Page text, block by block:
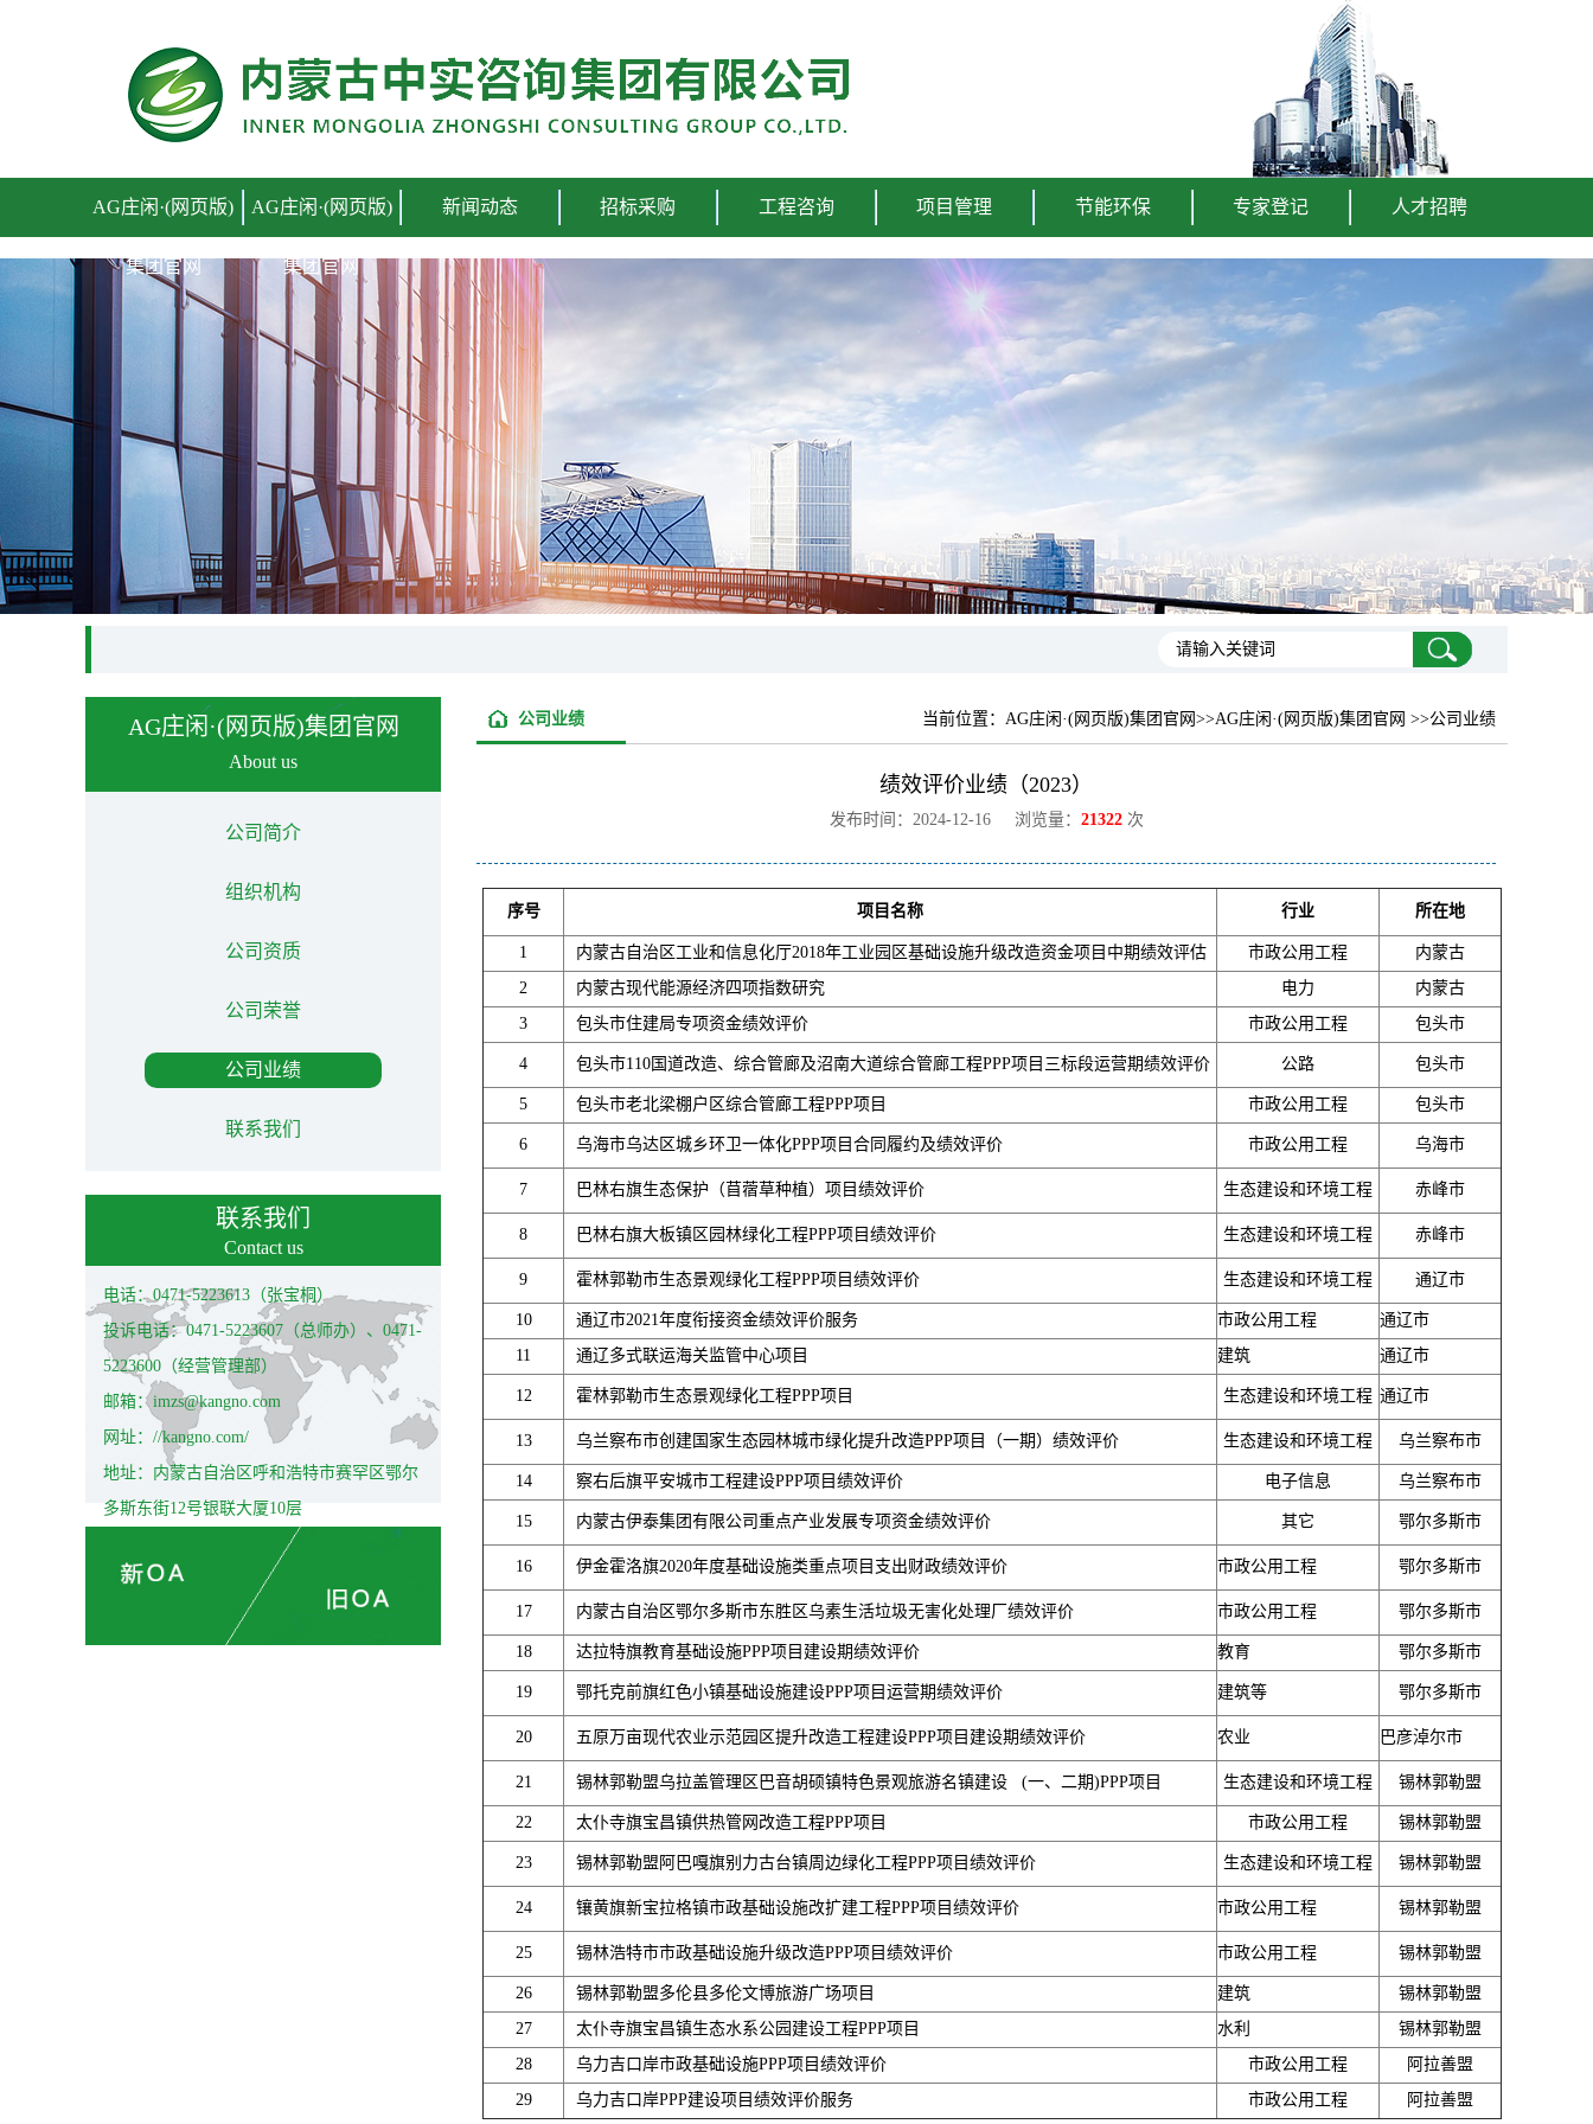
AG庄闲·(网页版)
集团官网
AG庄闲·(网页版)
集团官网
新闻动态 招标采购 工程咨询 项目管理 节能环保 专家登记 人才招聘
AG庄闲·(网页版)集团官网
About us
公司简介
组织机构
公司资质
公司荣誉
公司业绩
联系我们
联系我们
Contact us
电话：0471-5223613（张宝桐）
投诉电话：0471-5223607（总师办）、0471-
5223600（经营管理部）
邮箱：imzs@kangno.com
网址：//kangno.com/
地址：内蒙古自治区呼和浩特市赛罕区鄂尔
多斯东街12号银联大厦10层
当前位置： AG庄闲·(网页版)集团官网 >>AG庄闲·(网页版)集团官网 >>公司业绩
公司业绩
绩效评价业绩（2023）
发布时间：2024-12-16 浏览量： 21322次
序号 项目名称 行业 所在地
1 内蒙古自治区工业和信息化厅2018年工业园区基础设施升级改造资金项目中期绩效评估 市政公用工程
内蒙古
2
内蒙古现代能源经济四项指数研究 电力
内蒙古
3
包头市住建局专项资金绩效评价 市政公用工程 包头市
4 包头市110国道改造、综合管廊及沼南大道综合管廊工程PPP项目三标段运营期绩效评价 公路 包头市
5 包头市老北梁棚户区综合管廊工程PPP项目 市政公用工程 包头市
6 乌海市乌达区城乡环卫一体化PPP项目合同履约及绩效评价 市政公用工程 乌海市
7 巴林右旗生态保护（苜蓿草种植）项目绩效评价 生态建设和环境工程 赤峰市
8 巴林右旗大板镇区园林绿化工程PPP项目绩效评价 生态建设和环境工程 赤峰市
9 霍林郭勒市生态景观绿化工程PPP项目绩效评价 生态建设和环境工程 通辽市
10 通辽市2021年度衔接资金绩效评价服务 市政公用工程
通辽市
11
通辽多式联运海关监管中心项目 建筑 通辽市
12 霍林郭勒市生态景观绿化工程PPP项目 生态建设和环境工程 通辽市
13 乌兰察布市创建国家生态园林城市绿化提升改造PPP项目（一期）绩效评价 生态建设和环境工程 乌兰察布市
14 察右后旗平安城市工程建设PPP项目绩效评价 电子信息 乌兰察布市
15 内蒙古伊泰集团有限公司重点产业发展专项资金绩效评价 其它 鄂尔多斯市
16 伊金霍洛旗2020年度基础设施类重点项目支出财政绩效评价 市政公用工程 鄂尔多斯市
17 内蒙古自治区鄂尔多斯市东胜区乌素生活垃圾无害化处理厂绩效评价 市政公用工程 鄂尔多斯市
18 达拉特旗教育基础设施PPP项目建设期绩效评价 教育 鄂尔多斯市
19 鄂托克前旗红色小镇基础设施建设PPP项目运营期绩效评价 建筑等 鄂尔多斯市
20 五原万亩现代农业示范园区提升改造工程建设PPP项目建设期绩效评价 农业 巴彦淖尔市
21 锡林郭勒盟乌拉盖管理区巴音胡硕镇特色景观旅游名镇建设 (一、二期)PPP项目 生态建设和环境工程 锡林郭勒盟
22 太仆寺旗宝昌镇供热管网改造工程PPP项目 市政公用工程 锡林郭勒盟
23 锡林郭勒盟阿巴嘎旗别力古台镇周边绿化工程PPP项目绩效评价 生态建设和环境工程 锡林郭勒盟
24 镶黄旗新宝拉格镇市政基础设施改扩建工程PPP项目绩效评价 市政公用工程 锡林郭勒盟
25 锡林浩特市市政基础设施升级改造PPP项目绩效评价 市政公用工程 锡林郭勒盟
26 锡林郭勒盟多伦县多伦文博旅游广场项目 建筑
锡林郭勒盟
27
太仆寺旗宝昌镇生态水系公园建设工程PPP项目 水利
锡林郭勒盟
28
乌力吉口岸市政基础设施PPP项目绩效评价 市政公用工程
阿拉善盟
29
乌力吉口岸PPP建设项目绩效评价服务 市政公用工程 阿拉善盟